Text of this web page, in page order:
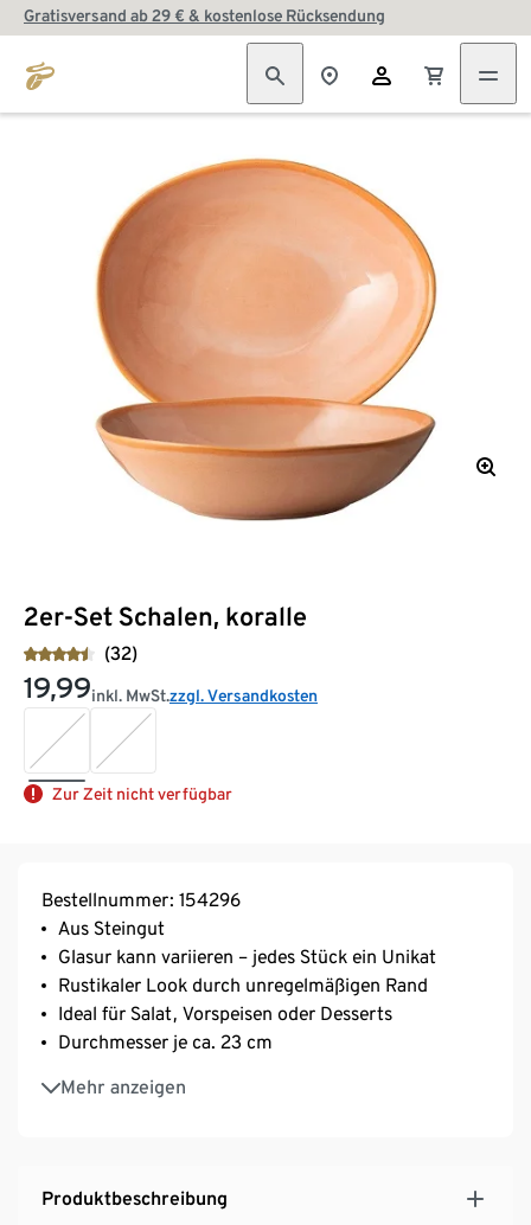
Gratisversand ab 29 € & kostenlose Rücksendung
2er-Set Schalen, koralle
(32)
19,99inkl. MwSt.zzgl. Versandkosten
Zur Zeit nicht verfügbar
Bestellnummer: 154296
Aus Steingut
Glasur kann variieren – jedes Stück ein Unikat
Rustikaler Look durch unregelmäßigen Rand
Ideal für Salat, Vorspeisen oder Desserts
Durchmesser je ca. 23 cm
Mehr anzeigen
Leicht zu reinigen: Schüsseln sind
spülmaschinengeeignet
Produktbeschreibung